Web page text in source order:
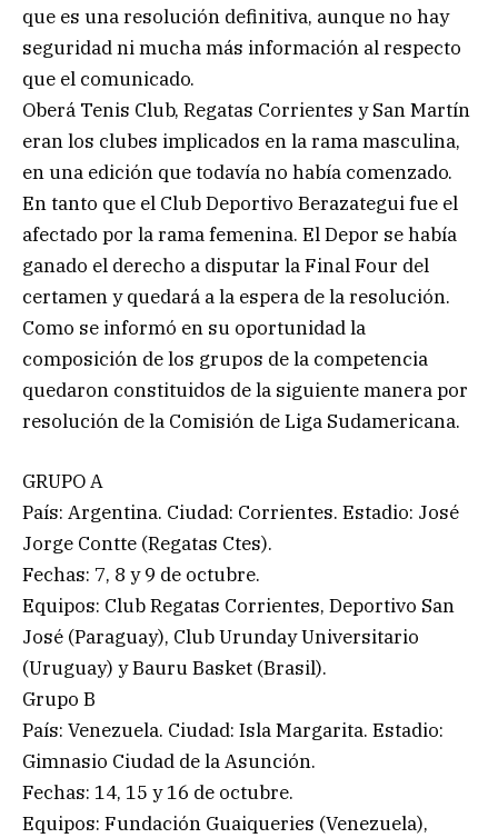
que es una resolución definitiva, aunque no hay
seguridad ni mucha más información al respecto
que el comunicado.
Oberá Tenis Club, Regatas Corrientes y San Martín
eran los clubes implicados en la rama masculina,
en una edición que todavía no había comenzado.
En tanto que el Club Deportivo Berazategui fue el
afectado por la rama femenina. El Depor se había
ganado el derecho a disputar la Final Four del
certamen y quedará a la espera de la resolución.
Como se informó en su oportunidad la
composición de los grupos de la competencia
quedaron constituidos de la siguiente manera por
resolución de la Comisión de Liga Sudamericana.
GRUPO A
País: Argentina. Ciudad: Corrientes. Estadio: José
Jorge Contte (Regatas Ctes).
Fechas: 7, 8 y 9 de octubre.
Equipos: Club Regatas Corrientes, Deportivo San
José (Paraguay), Club Urunday Universitario
(Uruguay) y Bauru Basket (Brasil).
Grupo B
País: Venezuela. Ciudad: Isla Margarita. Estadio:
Gimnasio Ciudad de la Asunción.
Fechas: 14, 15 y 16 de octubre.
Equipos: Fundación Guaiqueries (Venezuela),